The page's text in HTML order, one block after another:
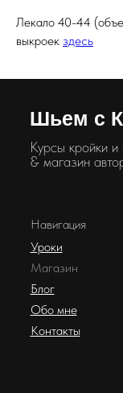
Лекало 40-44
выкроек здесь
Шьем с
Уроки
Магазин
Блог
Обо мне
Навигация
Контакты
Курсы кройки и
& магазин